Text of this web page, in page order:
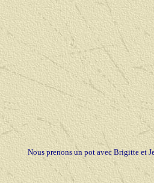
Nous prenons un pot avec Brigitte et